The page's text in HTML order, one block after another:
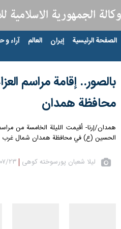
الصفحة الرئيسية إيران العالم آراء و
بالصور.. إقامة مراسم
محافظة همدان
همدان/إرنا- أقيمت الليلة الخامسة من
الحسين (ع) في محافظة همدان شمال غرب
لیلا شعبان پورسوخته کوهی ٢٣‏/٠٧‏/٢٠٢٣، ١٠:٤٣ ص